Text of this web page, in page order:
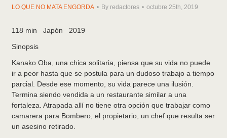
LO QUE NO MATA ENGORDA By redactores octubre 25th, 2019
118 min Japón 2019
Sinopsis
Kanako Oba, una chica solitaria, piensa que su vida no puede
ir a peor hasta que se postula para un dudoso trabajo a tiempo
parcial. Desde ese momento, su vida parece una ilusión.
Termina siendo vendida a un restaurante similar a una
fortaleza. Atrapada allí no tiene otra opción que trabajar como
camarera para Bombero, el propietario, un chef que resulta ser
un asesino retirado.